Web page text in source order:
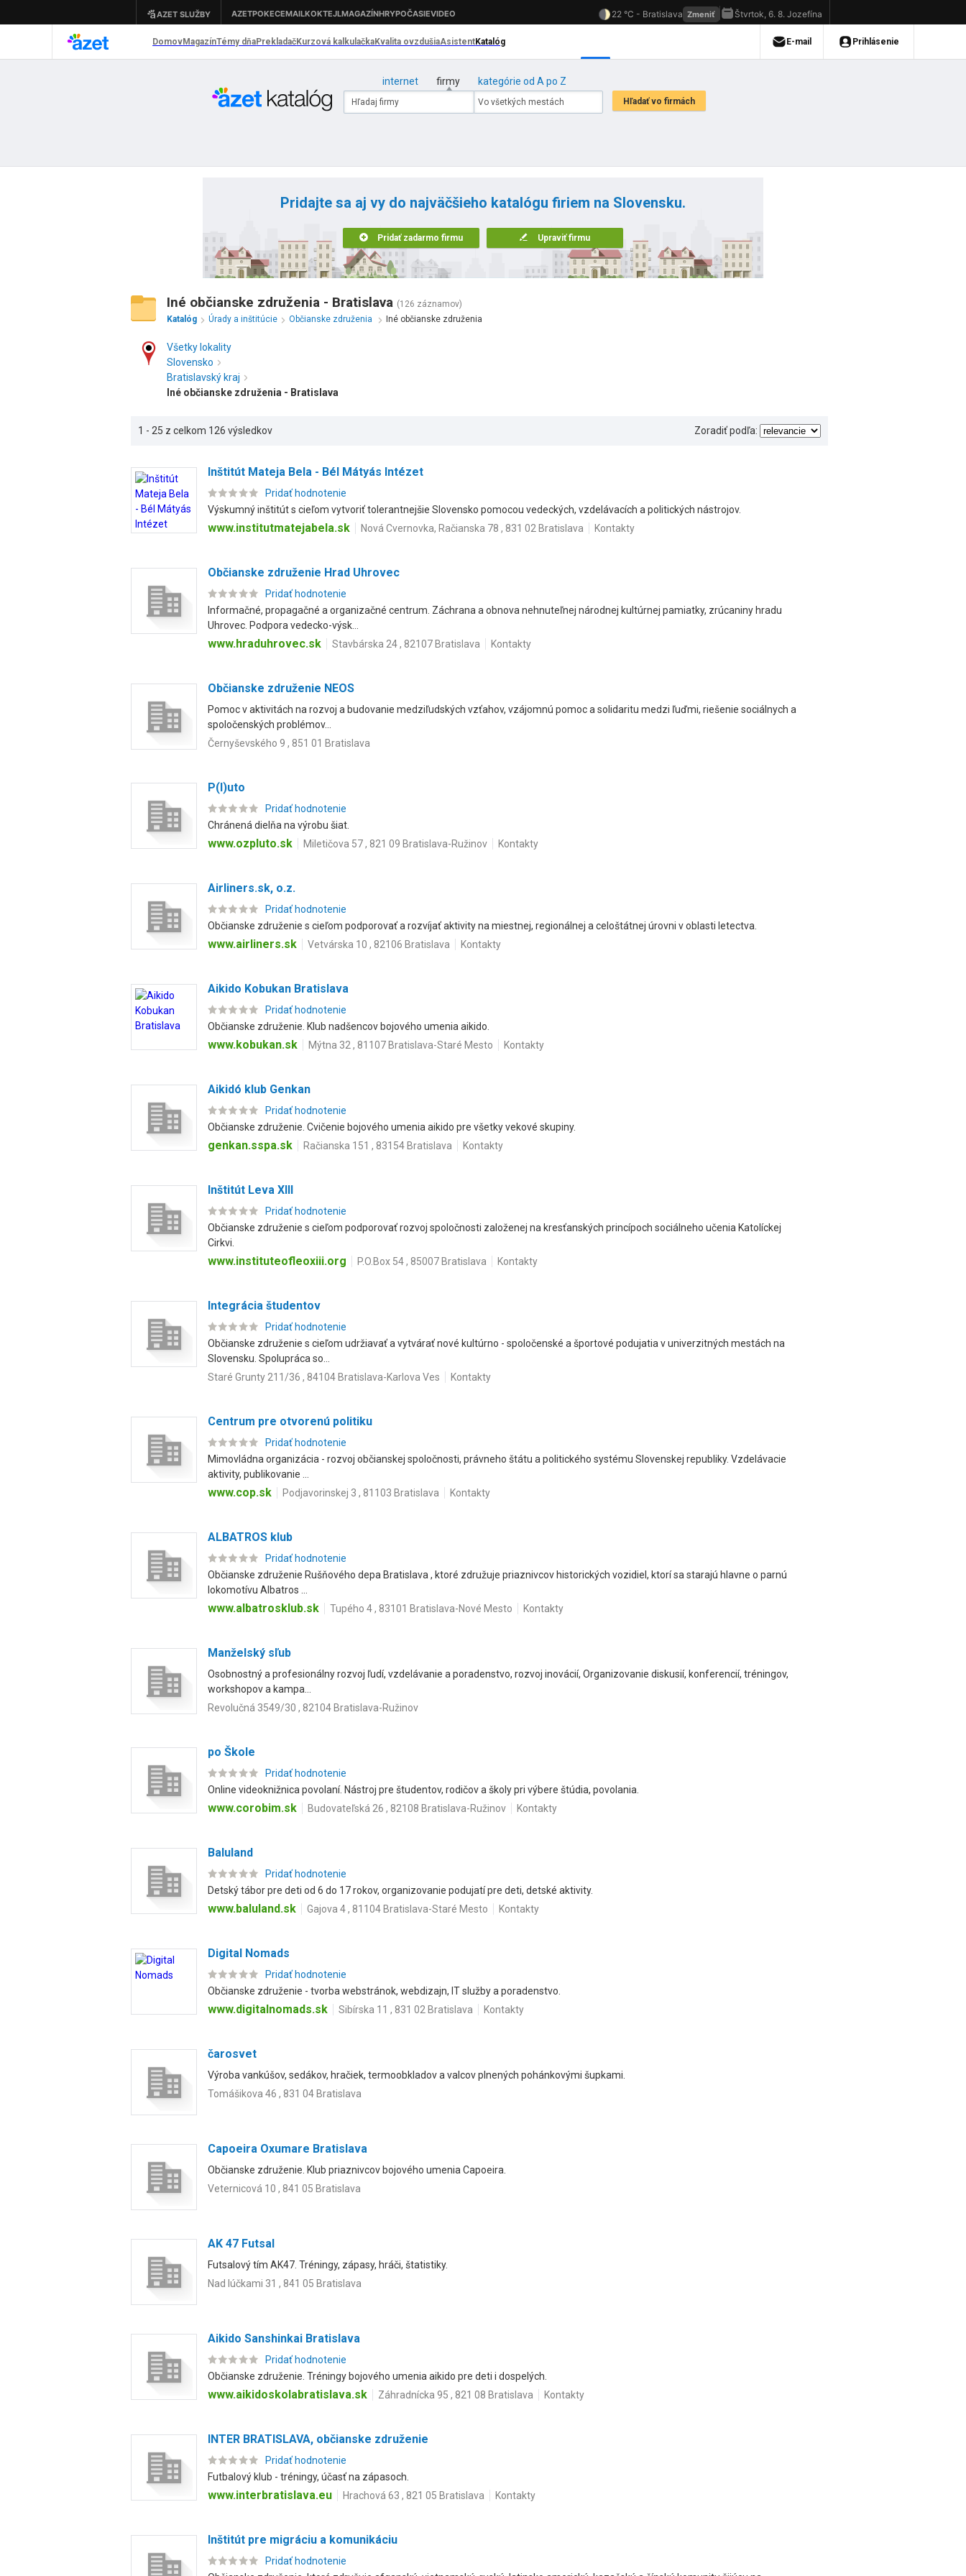
internet firmy kategórie od A po Z
Pridajte sa aj vy do najväčšieho katalógu firiem na Slovensku.
Pridať zadarmo firmu Upraviť firmu
Iné občianske združenia - Bratislava (126 záznamov)
Katalóg
Úrady a inštitúcie Občianske združenia Iné občianske združenia
Všetky lokality
Slovensko
Bratislavský kraj
Iné občianske združenia - Bratislava
1 - 25 z celkom 126 výsledkov Zoradiť podľa:
Inštitút Mateja Bela - Bél Mátyás Intézet
Pridať hodnotenie
Výskumný inštitút s cieľom vytvoriť tolerantnejšie Slovensko pomocou vedeckých, vzdelávacích a politických nástrojov.
www.institutmatejabela.sk Nová Cvernovka, Račianska 78 , 831 02 Bratislava Kontakty
Občianske združenie Hrad Uhrovec
Pridať hodnotenie
Informačné, propagačné a organizačné centrum. Záchrana a obnova nehnuteľnej národnej kultúrnej pamiatky, zrúcaniny hradu
Uhrovec. Podpora vedecko-výsk...
www.hraduhrovec.sk Stavbárska 24 , 82107 Bratislava Kontakty
Občianske združenie NEOS
Pomoc v aktivitách na rozvoj a budovanie medziľudských vzťahov, vzájomnú pomoc a solidaritu medzi ľuďmi, riešenie sociálnych a
spoločenských problémov...
Černyševského 9 , 851 01 Bratislava
P(l)uto
Pridať hodnotenie
Chránená dielňa na výrobu šiat.
www.ozpluto.sk Miletičova 57 , 821 09 Bratislava-Ružinov Kontakty
Airliners.sk, o.z.
Pridať hodnotenie
Občianske združenie s cieľom podporovať a rozvíjať aktivity na miestnej, regionálnej a celoštátnej úrovni v oblasti letectva.
www.airliners.sk Vetvárska 10 , 82106 Bratislava Kontakty
Aikido Kobukan Bratislava
Pridať hodnotenie
Občianske združenie. Klub nadšencov bojového umenia aikido.
www.kobukan.sk Mýtna 32 , 81107 Bratislava-Staré Mesto Kontakty
Aikidó klub Genkan
Pridať hodnotenie
Občianske združenie. Cvičenie bojového umenia aikido pre všetky vekové skupiny.
genkan.sspa.sk Račianska 151 , 83154 Bratislava Kontakty
Inštitút Leva XIII
Pridať hodnotenie
Občianske združenie s cieľom podporovať rozvoj spoločnosti založenej na kresťanských princípoch sociálneho učenia Katolíckej
Cirkvi.
www.instituteofleoxiii.org P.O.Box 54 , 85007 Bratislava Kontakty
Integrácia študentov
Pridať hodnotenie
Občianske združenie s cieľom udržiavať a vytvárať nové kultúrno - spoločenské a športové podujatia v univerzitných mestách na
Slovensku. Spolupráca so...
Staré Grunty 211/36 , 84104 Bratislava-Karlova Ves
Kontakty
Centrum pre otvorenú politiku
Pridať hodnotenie
Mimovládna organizácia - rozvoj občianskej spoločnosti, právneho štátu a politického systému Slovenskej republiky. Vzdelávacie
aktivity, publikovanie ...
www.cop.sk Podjavorinskej 3 , 81103 Bratislava Kontakty
ALBATROS klub
Pridať hodnotenie
Občianske združenie Rušňového depa Bratislava , ktoré združuje priaznivcov historických vozidiel, ktorí sa starajú hlavne o parnú
lokomotívu Albatros ...
www.albatrosklub.sk Tupého 4 , 83101 Bratislava-Nové Mesto Kontakty
Manželský sľub
Osobnostný a profesionálny rozvoj ľudí, vzdelávanie a poradenstvo, rozvoj inovácií, Organizovanie diskusií, konferencií, tréningov,
workshopov a kampa...
Revolučná 3549/30 , 82104 Bratislava-Ružinov
po Škole
Pridať hodnotenie
Online videoknižnica povolaní. Nástroj pre študentov, rodičov a školy pri výbere štúdia, povolania.
www.corobim.sk Budovateľská 26 , 82108 Bratislava-Ružinov Kontakty
Baluland
Pridať hodnotenie
Detský tábor pre deti od 6 do 17 rokov, organizovanie podujatí pre deti, detské aktivity.
www.baluland.sk Gajova 4 , 81104 Bratislava-Staré Mesto Kontakty
Digital Nomads
Pridať hodnotenie
Občianske združenie - tvorba webstránok, webdizajn, IT služby a poradenstvo.
www.digitalnomads.sk Sibírska 11 , 831 02 Bratislava Kontakty
čarosvet
Výroba vankúšov, sedákov, hračiek, termoobkladov a valcov plnených pohánkovými šupkami.
Tomášikova 46 , 831 04 Bratislava
Capoeira Oxumare Bratislava
Občianske združenie. Klub priaznivcov bojového umenia Capoeira.
Veternicová 10 , 841 05 Bratislava
AK 47 Futsal
Futsalový tím AK47. Tréningy, zápasy, hráči, štatistiky.
Nad lúčkami 31 , 841 05 Bratislava
Aikido Sanshinkai Bratislava
Pridať hodnotenie
Občianske združenie. Tréningy bojového umenia aikido pre deti i dospelých.
www.aikidoskolabratislava.sk Záhradnícka 95 , 821 08 Bratislava Kontakty
INTER BRATISLAVA, občianske združenie
Pridať hodnotenie
Futbalový klub - tréningy, účasť na zápasoch.
www.interbratislava.eu Hrachová 63 , 821 05 Bratislava Kontakty
Inštitút pre migráciu a komunikáciu
Pridať hodnotenie